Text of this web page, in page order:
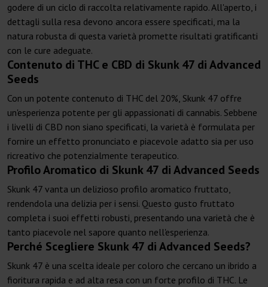
godere di un ciclo di raccolta relativamente rapido. All'aperto, i
dettagli sulla resa devono ancora essere specificati, ma la
natura robusta di questa varietà promette risultati gratificanti
con le cure adeguate.
Contenuto di THC e CBD di Skunk 47 di Advanced
Seeds
Con un potente contenuto di THC del 20%, Skunk 47 offre
un'esperienza potente per gli appassionati di cannabis. Sebbene
i livelli di CBD non siano specificati, la varietà è formulata per
fornire un effetto pronunciato e piacevole adatto sia per uso
ricreativo che potenzialmente terapeutico.
Profilo Aromatico di Skunk 47 di Advanced Seeds
Skunk 47 vanta un delizioso profilo aromatico fruttato,
rendendola una delizia per i sensi. Questo gusto fruttato
completa i suoi effetti robusti, presentando una varietà che è
tanto piacevole nel sapore quanto nell'esperienza.
Perché Scegliere Skunk 47 di Advanced Seeds?
Skunk 47 è una scelta ideale per coloro che cercano un ibrido a
fioritura rapida e ad alta resa con un forte profilo di THC. Le